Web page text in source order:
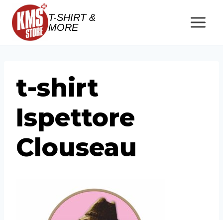
Salta
contenuto
T-SHIRT &
MORE
t-shirt
Ispettore
Clouseau